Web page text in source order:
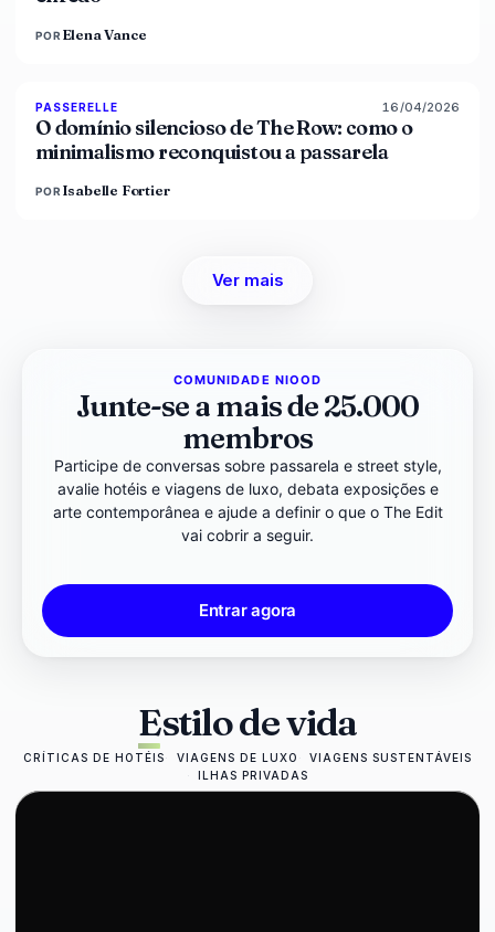
POR Elena Vance
93% 67
PASSERELLE 16/04/2026
O domínio silencioso de The Row: como o
minimalismo reconquistou a passarela
POR Isabelle Fortier
Ver mais
COMUNIDADE NIOOD
Junte-se a mais de 25.000
membros
Participe de conversas sobre passarela e street style,
avalie hotéis e viagens de luxo, debata exposições e
arte contemporânea e ajude a definir o que o The Edit
vai cobrir a seguir.
Entrar agora
Estilo de vida
CRÍTICAS DE HOTÉIS VIAGENS DE LUXO
VIAGENS SUSTENTÁVEIS
ILHAS PRIVADAS